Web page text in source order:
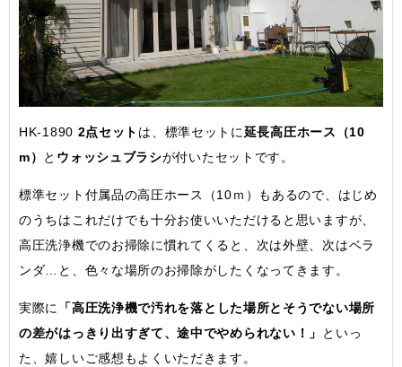
HK-1890 2点セット は、標準セットに延長高圧ホース（10
m） と ウォッシュブラシが付いたセットです。
標準セット付属品の高圧ホース（10ｍ）もあるので、はじめ
のうちはこれだけでも十分お使いいただけると思いますが、
高圧洗浄機でのお掃除に慣れてくると、次は外壁、次はベラ
ンダ…と、色々な場所のお掃除がしたくなってきます。
実際に
「高圧洗浄機で汚れを落とした場所とそうでない場所
の差がはっきり出すぎて、途中でやめられない！」
といっ
た、嬉しいご感想もよくいただきます。